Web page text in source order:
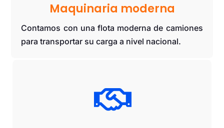
Maquinaria moderna
Contamos con una flota moderna de camiones
para transportar su carga a nivel nacional.
